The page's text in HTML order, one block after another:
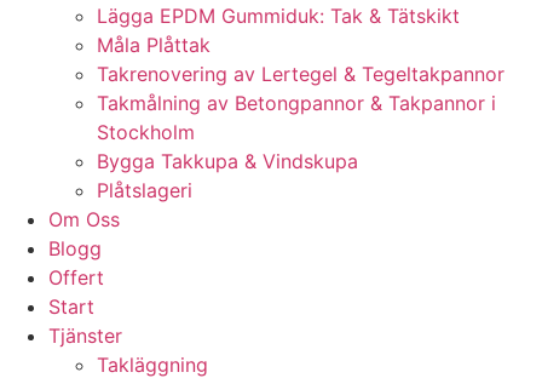
Lägga EPDM Gummiduk: Tak & Tätskikt
Måla Plåttak
Takrenovering av Lertegel & Tegeltakpannor
Takmålning av Betongpannor & Takpannor i
Stockholm
Bygga Takkupa & Vindskupa
Plåtslageri
Om Oss
Blogg
Offert
Start
Tjänster
Takläggning